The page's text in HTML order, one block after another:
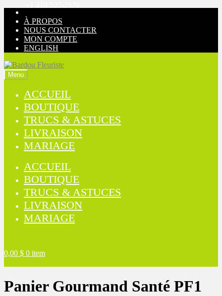
Aller
navigation
Aller
contenu
À PROPOS
NOUS CONTACTER
MON COMPTE
ENGLISH
Menu
ACCUEIL
BOUTIQUE
TRUCS & ASTUCES
LIVRAISON
MARIAGE
ACCUEIL
BOUTIQUE
TRUCS & ASTUCES
LIVRAISON
MARIAGE
0,00 $ 0 item
Panier Gourmand Santé PF1